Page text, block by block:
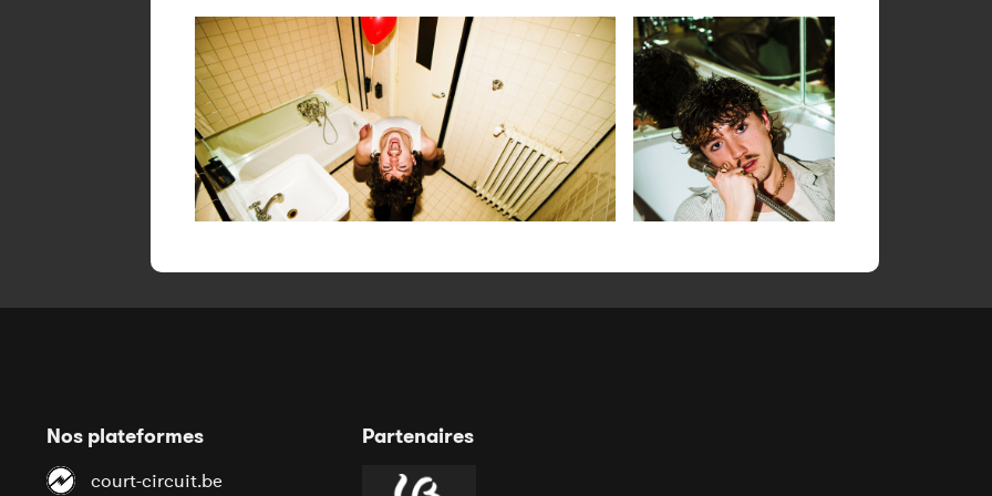
Nos plateformes
court-circuit.be
Partenaires